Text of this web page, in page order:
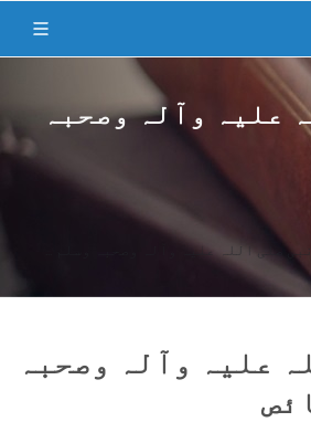
علیہ وآلہ وصحبہ
نبی صلی اللہ علیہ وآلہ وصحبہ وسلم ...
علیہ وآلہ وصحبہ